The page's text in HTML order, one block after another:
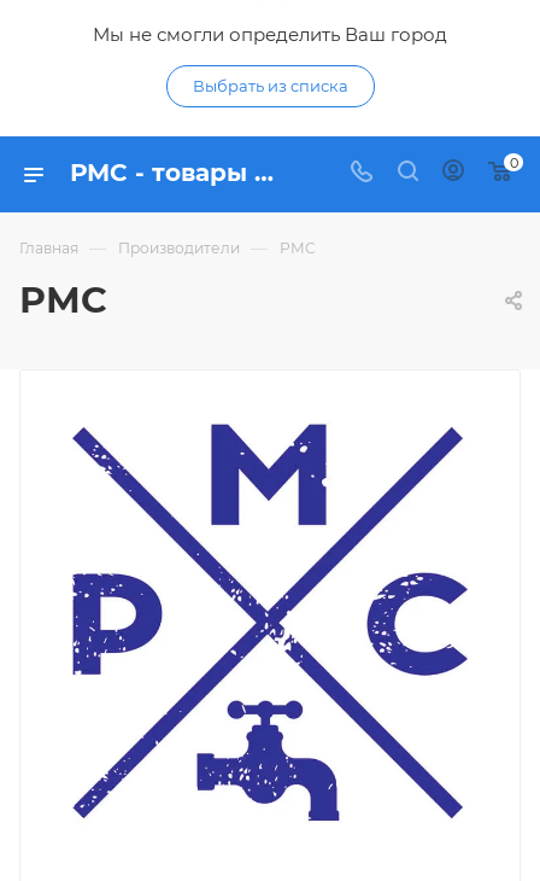
Мы не смогли определить Ваш город
Выбрать из списка
РМС - товары бренда в интернет-магазине Гидропромтехника 0
Главная — Производители — РМС
РМС